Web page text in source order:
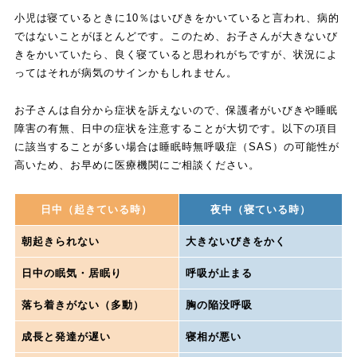
小児は寝ているときに10％はいびきをかいていると言われ、病的
ではないことがほとんどです。このため、お子さんが大きないび
きをかいていたら、良く寝ていると思われがちですが、状況によ
ってはそれが病気のサインかもしれません。
お子さんは自分から症状を訴えないので、保護者がいびきや睡眠
障害の有無、日中の症状を注意することが大切です。以下の項目
に該当することが多い場合は睡眠時無呼吸症（SAS）の可能性が
高いため、お早めに医療機関にご相談ください。
日中（起きている時） 夜中（寝ている時）
朝起きられない 大きないびきをかく
日中の眠気・居眠り 呼吸が止まる
落ち着きがない（多動） 胸の陥没呼吸
成長と発達が遅い 寝相が悪い